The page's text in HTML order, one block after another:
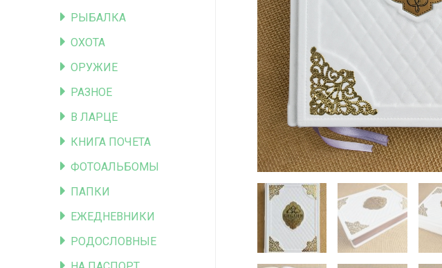
РЫБАЛКА
ОХОТА
ОРУЖИЕ
РАЗНОЕ
В ЛАРЦЕ
КНИГА ПОЧЕТА
ФОТОАЛЬБОМЫ
ПАПКИ
ЕЖЕДНЕВНИКИ
РОДОСЛОВНЫЕ